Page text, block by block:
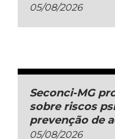
05/08/2026
Seconci-MG
sobre riscos
prevenção de
05/08/2026